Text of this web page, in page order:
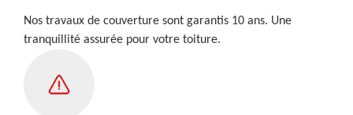
Nos travaux de couverture sont garantis 10 ans. Une
tranquillité assurée pour votre toiture.